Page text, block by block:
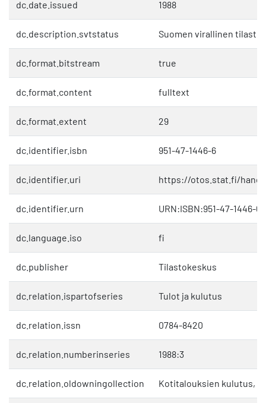
dc.date.issued 1988
dc.description.svtstatus Suomen virallinen tilasto
dc.format.bitstream true
dc.format.content fulltext
dc.format.extent 29
dc.identifier.isbn 951-47-1446-6
dc.identifier.uri https://otos.stat.fi/
dc.identifier.urn URN:ISBN:951-47-1446-6
dc.language.iso fi
dc.publisher Tilastokeskus
dc.relation.ispartofseries Tulot ja kulutus
dc.relation.issn 0784-8420
dc.relation.numberinseries 1988:3
dc.relation.oldowningollection Kotitalouksien kulutus,